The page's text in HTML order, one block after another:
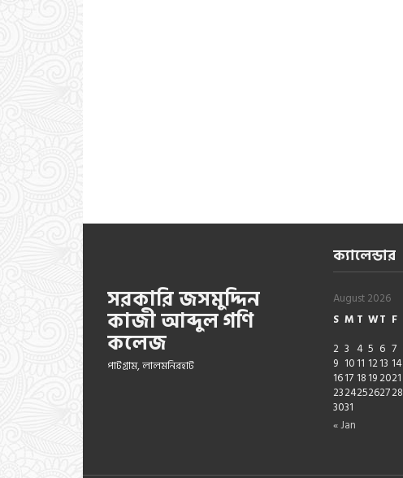
সরকারি জসমুদ্দিন
কাজী আব্দুল গণি
কলেজ
পাটগ্রাম, লালমনিরহাট
ক্যালেন্ডার
August 2026
S M T WT F
2 3 4 5 6 7
9 1011 1213 14
1617 1819 2021
232425262728
3031
« Jan